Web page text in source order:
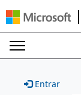
Entrar